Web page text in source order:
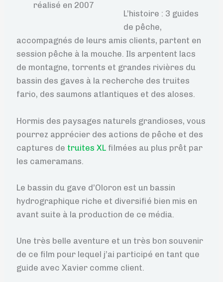
réalisé en 2007
L’histoire : 3 guides
de pêche,
accompagnés de leurs amis clients, partent en
session pêche à la mouche. Ils arpentent lacs
de montagne, torrents et grandes rivières du
bassin des gaves à la recherche des truites
fario, des saumons atlantiques et des aloses.
Hormis des paysages naturels grandioses, vous
pourrez apprécier des actions de pêche et des
captures de truites XL filmées au plus prêt par
les cameramans.
Le bassin du gave d’Oloron est un bassin
hydrographique riche et diversifié bien mis en
avant suite à la production de ce média.
Une très belle aventure et un très bon souvenir
de ce film pour lequel j’ai participé en tant que
guide avec Xavier comme client.